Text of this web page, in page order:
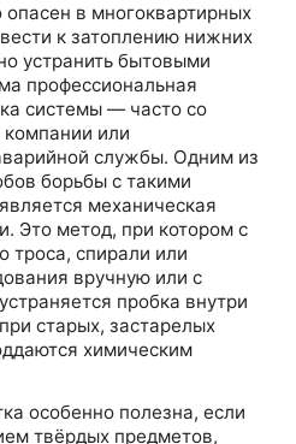
в многоквартирных
к затоплению нижних
устранить бытовыми
профессиональная
системы — часто со
или
службы. Одним из
борьбы с такими
механическая
Это метод, при котором с
троса, спирали или
вручную или с
пробка внутри
старых, застарелых
химическим
особенно полезна, если
твёрдых предметов,